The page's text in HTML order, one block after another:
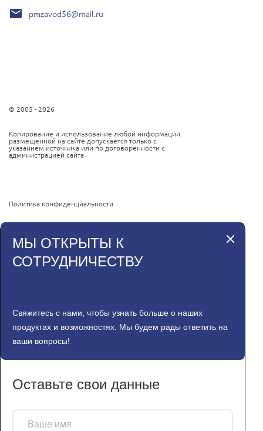
pmzavod56@mail.ru
© 2005 - 2026
Копирование и использование любой информации
размещенной на сайте допускается только с
указанием источника или по договоренности с
администрацией сайта
Политика конфиденциальности
МЫ ОТКРЫТЫ К
СОТРУДНИЧЕСТВУ
Свяжитесь с нами, чтобы узнать больше о наших
продуктах и возможностях. Мы будем рады ответить на
ваши вопросы!
Оставьте свои данные